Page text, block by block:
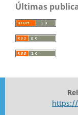
Últimas